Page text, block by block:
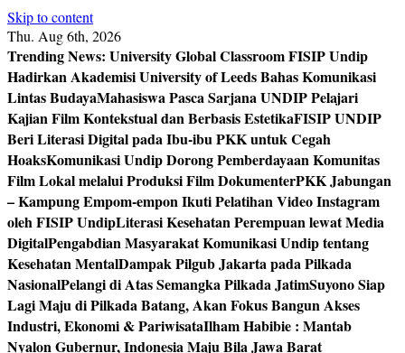
Skip to content
Thu. Aug 6th, 2026
Trending News: University Global Classroom FISIP Undip
Hadirkan Akademisi University of Leeds Bahas Komunikasi
Lintas BudayaMahasiswa Pasca Sarjana UNDIP Pelajari
Kajian Film Kontekstual dan Berbasis EstetikaFISIP UNDIP
Beri Literasi Digital pada Ibu-ibu PKK untuk Cegah
HoaksKomunikasi Undip Dorong Pemberdayaan Komunitas
Film Lokal melalui Produksi Film DokumenterPKK Jabungan
– Kampung Empom-empon Ikuti Pelatihan Video Instagram
oleh FISIP UndipLiterasi Kesehatan Perempuan lewat Media
DigitalPengabdian Masyarakat Komunikasi Undip tentang
Kesehatan MentalDampak Pilgub Jakarta pada Pilkada
NasionalPelangi di Atas Semangka Pilkada JatimSuyono Siap
Lagi Maju di Pilkada Batang, Akan Fokus Bangun Akses
Industri, Ekonomi & PariwisataIlham Habibie : Mantab
Nyalon Gubernur, Indonesia Maju Bila Jawa Barat